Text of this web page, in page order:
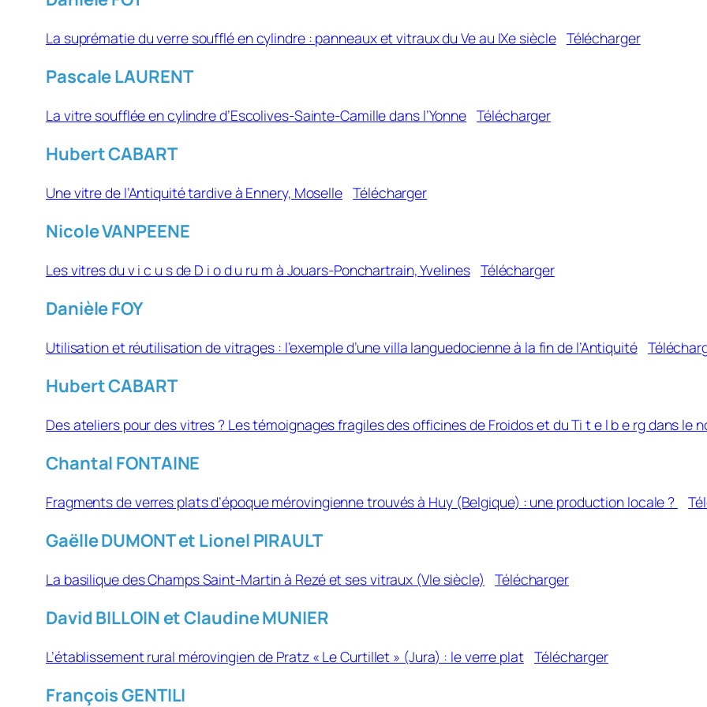
La suprématie du verre soufflé en cylindre : panneaux et vitraux du Ve au IXe siècle Télécharger
Pascale LAURENT
La vitre soufflée en cylindre d’Escolives-Sainte-Camille dans l’Yonne Télécharger
Hubert CABART
Une vitre de l’Antiquité tardive à Ennery, Moselle Télécharger
Nicole VANPEENE
Les vitres du v i c u s de D i o d u ru m à Jouars-Ponchartrain, Yvelines Télécharger
Danièle FOY
Utilisation et réutilisation de vitrages : l’exemple d’une villa languedocienne à la fin de l’Antiquité
Hubert CABART
Des ateliers pour des vitres ? Les témoignages fragiles des officines de Froidos et du Ti t e l b e rg dans le
Chantal FONTAINE
Fragments de verres plats d’époque mérovingienne trouvés à Huy (Belgique) : une production locale ?
Gaëlle DUMONT et Lionel PIRAULT
La basilique des Champs Saint-Martin à Rezé et ses vitraux (VIe siècle) Télécharger
David BILLOIN et Claudine MUNIER
L’établissement rural mérovingien de Pratz « Le Curtillet » (Jura) : le verre plat Télécharger
François GENTILI